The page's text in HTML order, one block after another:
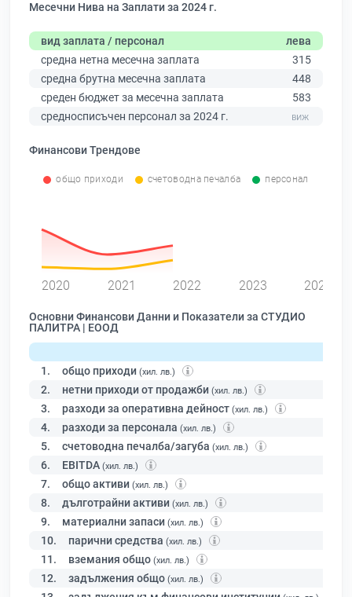
Месечни Нива на Заплати за 2024 г.
вид заплата / персонал
лева
средна нетна месечна заплата
315
средна брутна месечна заплата
448
среден бюджет за месечна заплата
583
средносписъчен персонал за 2024 г.
Финансови Трендове
общо приходи счетоводна печалба персонал
2020 2021 2022 2023 2024
Основни Финансови Данни и Показатели за СТУДИО
ПАЛИТРА | ЕООД
1. общо приходи (хил. лв.)
2. нетни приходи от продажби (хил. лв.)
3. разходи за оперативна дейност (хил. лв.)
4. разходи за персонала (хил. лв.)
5. счетоводна печалба/загуба (хил. лв.)
6. EBITDA (хил. лв.)
7. общо активи (хил. лв.)
8. дълготрайни активи (хил. лв.)
9. материални запаси (хил. лв.)
10. парични средства (хил. лв.)
11. вземания общо (хил. лв.)
12. задължения общо (хил. лв.)